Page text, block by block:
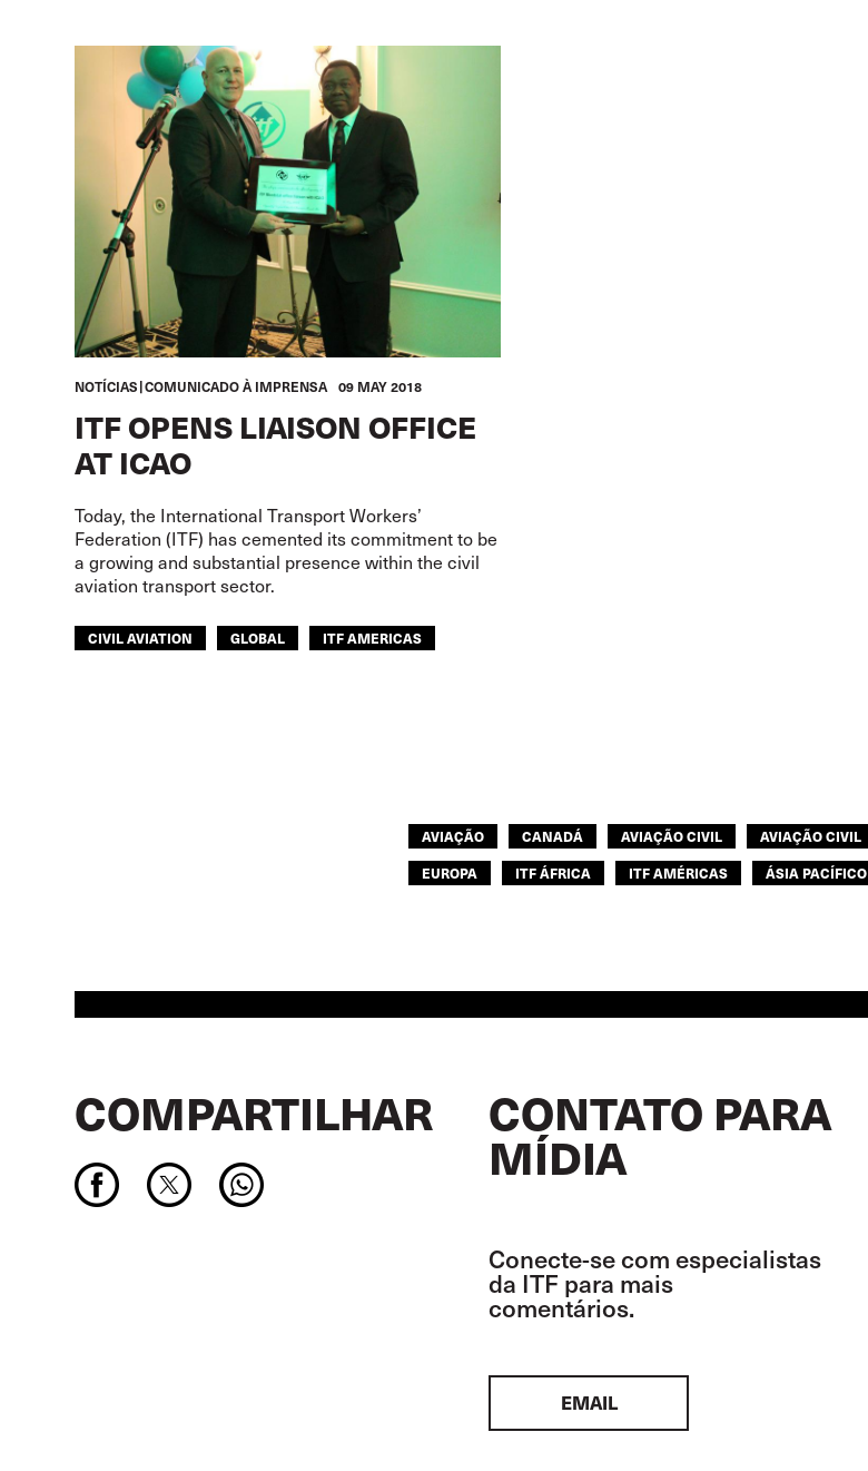
NOTÍCIAS COMUNICADO À IMPRENSA 09 MAY 2018
ITF OPENS LIAISON OFFICE
AT ICAO
Today, the International Transport Workers’
Federation (ITF) has cemented its commitment to be
a growing and substantial presence within the civil
aviation transport sector.
CIVIL AVIATION GLOBAL ITF AMERICAS
AVIAÇÃO CANADÁ AVIAÇÃO CIVIL
AVIAÇÃO CIVIL
EUROPA
ITF ÁFRICA ITF AMÉRICAS ÁSIA PACÍFICO
COMPARTILHAR CONTATO PARA
MÍDIA
Conecte-se com especialistas
da ITF para mais
comentários.
EMAIL